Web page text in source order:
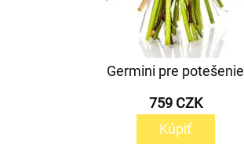
Germini pre potešenie
759 CZK
Kúpiť